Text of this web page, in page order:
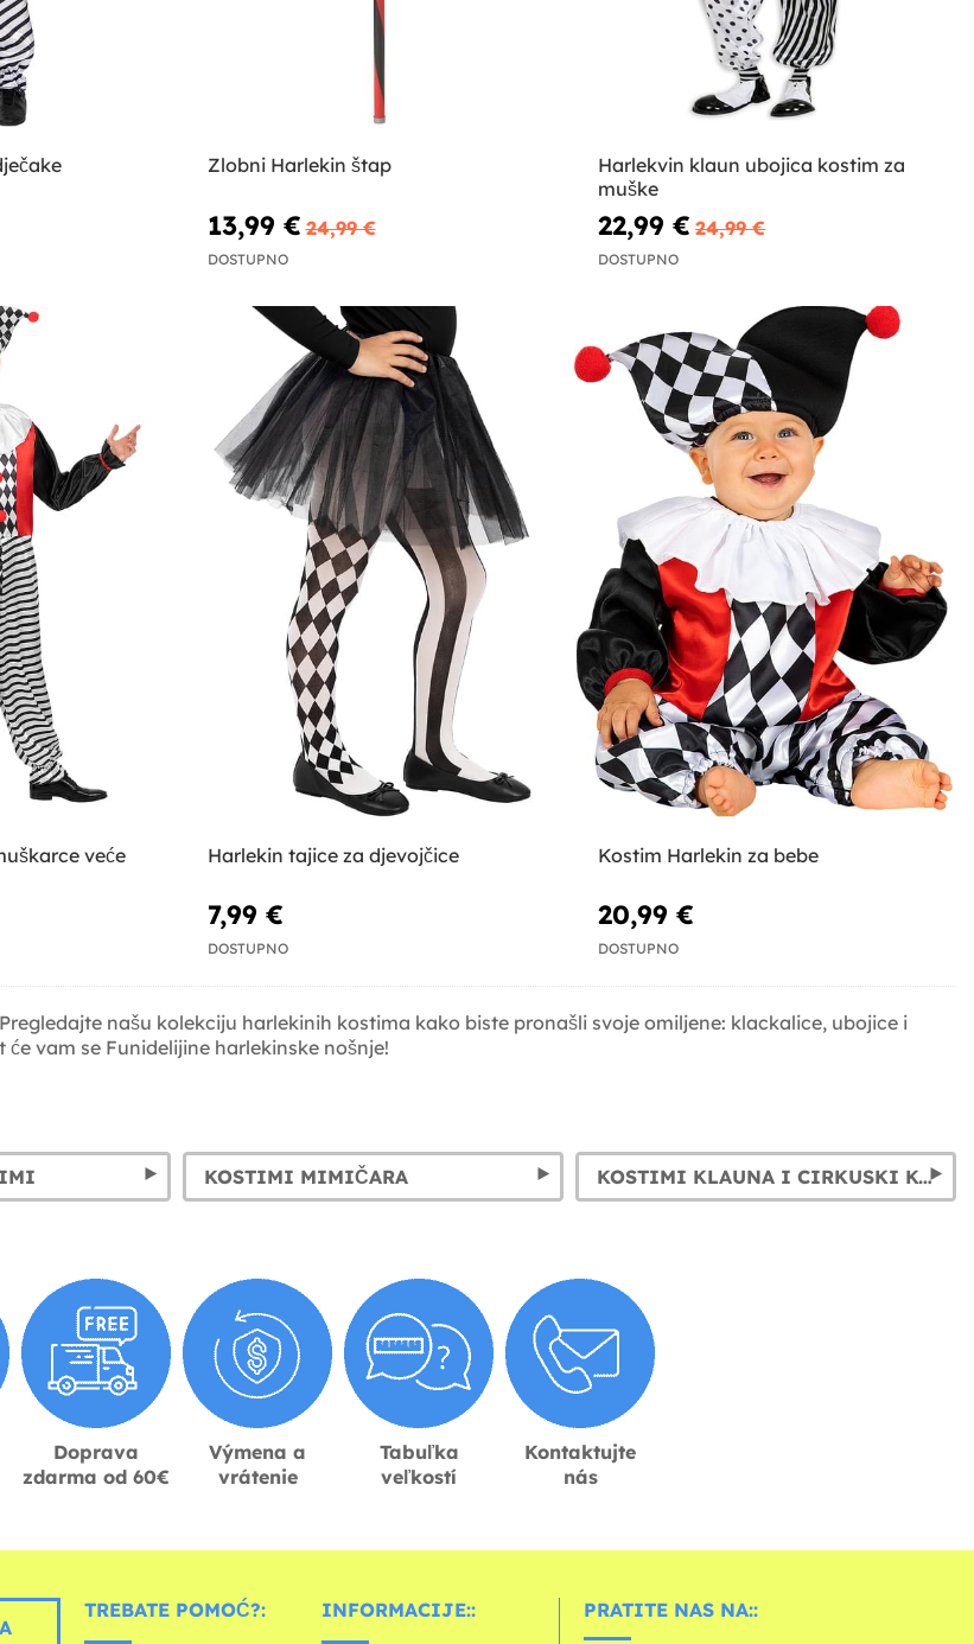
Zlobni Harlekin štap
13,99 € 24,99 €
DOSTUPNO
Harlekvin klaun ubojica kostim za
muške
22,99 € 24,99 €
DOSTUPNO
veće
Harlekin tajice za djevojčice
7,99 €
DOSTUPNO
Kostim Harlekin za bebe
20,99 €
DOSTUPNO
našu kolekciju harlekinih kostima kako biste pronašli svoje omiljene: klackalice, ubojice i
vam se Funidelijine harlekinske nošnje!
KOSTIMI MIMIČARA KOSTIMI KLAUNA I CIRKUSKI KOSTIMI
Doprava
zdarma od 60€
Výmena a
vrátenie
Tabuľka
veľkostí
Kontaktujte
nás
TREBATE POMOĆ?: INFORMACIJE:: PRATITE NAS NA::